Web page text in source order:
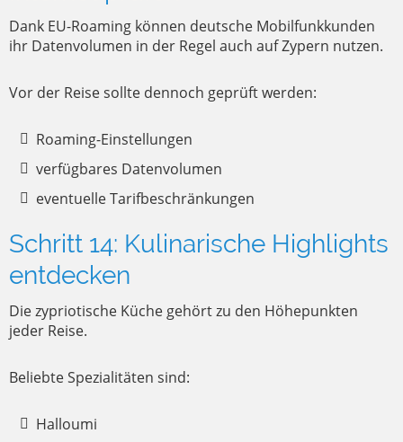
Dank EU-Roaming können deutsche Mobilfunkkunden
ihr Datenvolumen in der Regel auch auf Zypern nutzen.
Vor der Reise sollte dennoch geprüft werden:
Roaming-Einstellungen
verfügbares Datenvolumen
eventuelle Tarifbeschränkungen
Schritt 14: Kulinarische Highlights
entdecken
Die zypriotische Küche gehört zu den Höhepunkten
jeder Reise.
Beliebte Spezialitäten sind:
Halloumi